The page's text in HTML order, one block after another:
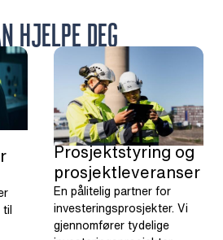
HJELPE DEG
Prosjektstyring og
prosjektleveranser
En pålitelig partner for
investeringsprosjekter. Vi
gjennomfører tydelige